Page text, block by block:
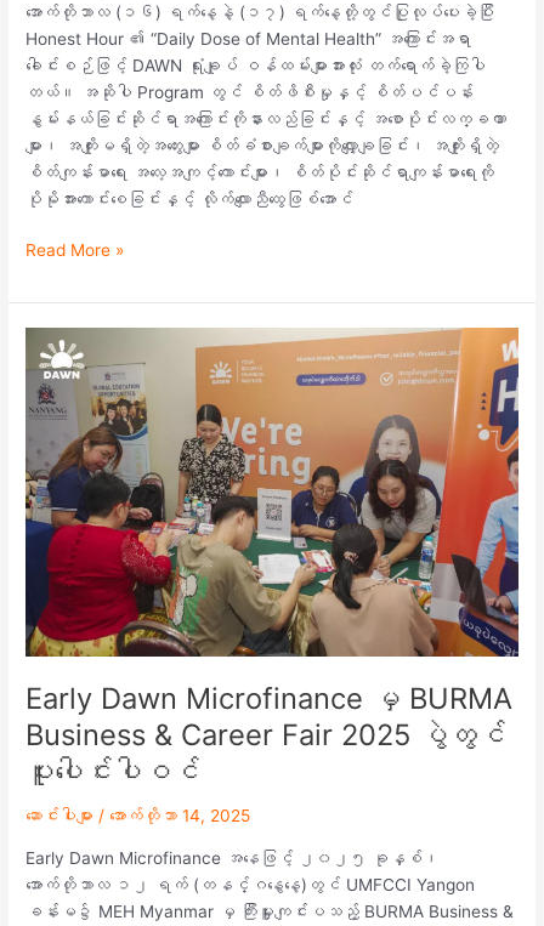
အောက်တိုဘာလ (၁၆) ရက်နေ့နဲ့ (၁၇) ရက်နေ့တို့တွင်ပြုလုပ်ပေးခဲ့ပြီး
Honest Hour ၏ “Daily Dose of Mental Health” အကြောင်းအရာ
ခေါင်းစဉ်ဖြင့် DAWN ရုံးချုပ် ဝန်ထမ်းများအားလုံး တက်ရောက်ခဲ့ကြပါ
တယ်။ အဆိုပါ Program တွင် စိတ်ဖိစီးမှုနှင့် စိတ်ပင်ပန်း
နွမ်းနယ်ခြင်းဆိုင်ရာအကြောင်းကိုနားလည်ခြင်းနှင့် အစောပိုင်းလက္ခဏာ
များ၊ အကျိုးမရှိတဲ့အတွေးများ စိတ်ခံစားချက်များကိုလျှော့ချခြင်း၊ အကျိုးရှိတဲ့
စိတ်ကျန်းမာရေး အလေ့အကျင့်ကောင်းများ၊ စိတ်ပိုင်းဆိုင်ရာကျန်းမာရေးကို
ပိုမိုအားကောင်းစေခြင်းနှင့် လိုက်လျောညီထွေဖြစ်အောင်
Read More »
Early Dawn Microfinance မှ BURMA
Business & Career Fair 2025 ပွဲတွင်
ပူးပေါင်းပါဝင်
ဆောင်းပါးများ / အောက်တိုဘာ 14, 2025
Early Dawn Microfinance အနေဖြင့် ၂၀၂၅ ခုနှစ်၊
အောက်တိုဘာလ ၁၂ ရက် (တနင်္ဂနွေနေ့)တွင် UMFCCI Yangon
ခန်းမ၌ MEH Myanmar မှ ကြီးမှူးကျင်းပသည့် BURMA Business &
Early
Dawn
Microfinance
မှ
BURMA
Business
&
Career
Fair
2025
တွင်
ပူးပေါင်း
ပါဝင်